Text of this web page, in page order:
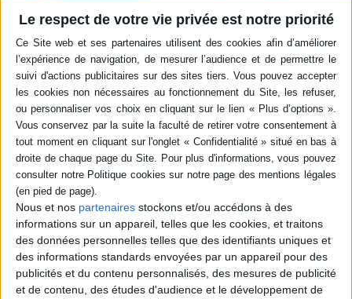
Le respect de votre vie privée est notre priorité
Nous et nos partenaires stockons et/ou accédons à des
informations sur un appareil, telles que les cookies, et traitons
des données personnelles telles que des identifiants uniques et
des informations standards envoyées par un appareil pour des
publicités et du contenu personnalisés, des mesures de publicité
et de contenu, des études d'audience et le développement de
20,00 €
Expédié sous 10 à 15 j.
AJOUTER AU PANIER